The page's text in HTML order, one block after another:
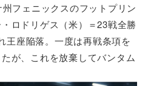
フェニックスのフットプリン
ロドリゲス（米）＝23戦全勝
王座陥落。一度は再戦条項を
が、これを放棄してバンタム